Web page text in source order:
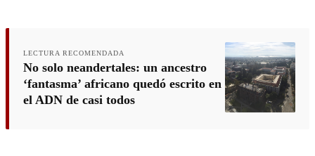
LECTURA RECOMENDADA
No solo neandertales: un ancestro
‘fantasma’ africano quedó escrito en
el ADN de casi todos